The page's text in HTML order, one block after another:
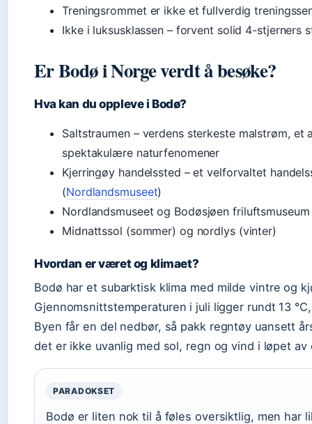
Treningsrommet er ikke et fullverdig
Ikke i luksusklassen – forvent solid 4-stjerners
Er Bodø i Norge verdt å besøke?
Hva kan du oppleve i Bodø?
Saltstraumen – verdens sterkeste malstrøm, et
spektakulære naturfenomener
Kjerringøy handelssted – et velforvaltet
(Nordlandsmuseet)
Nordlandsmuseet og Bodøsjøen friluftsmuseum
Midnattssol (sommer) og nordlys (vinter)
Hvordan er været og klimaet?
Bodø har et subarktisk klima med milde vintre og
Gjennomsnittstemperaturen i juli ligger rundt 13
Byen får en del nedbør, så pakk regntøy uansett
det er ikke uvanlig med sol, regn og vind i løpet av
PARADOKSET
Bodø er liten nok til å føles oversiktlig, men har